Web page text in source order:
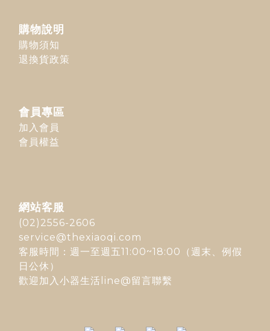
購物說明
購物須知
退換貨政策
會員專區
加入會員
會員權益
網站客服
(02)2556-2606
service@thexiaoqi.com
客服時間：週一至週五11:00~18:00（週末、例假
日公休）
歡迎加入 小器生活line@留言聯繫